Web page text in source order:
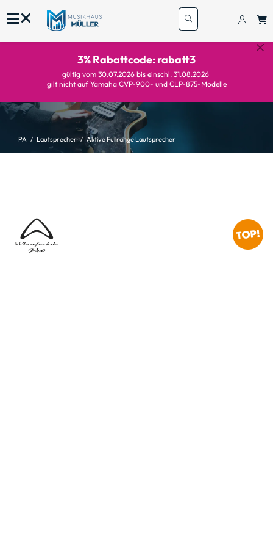
3% Rabattcode: rabatt3
gültig vom 30.07.2026 bis einschl. 31.08.2026
gilt nicht auf Yamaha CVP-900- und CLP-875-Modelle
PA Lautsprecher Aktive Fullrange Lautsprecher